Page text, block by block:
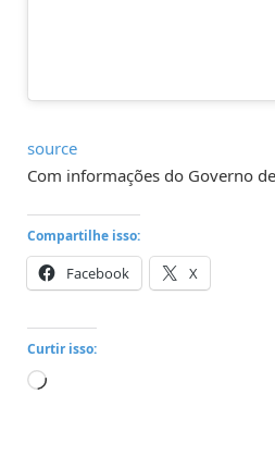
source
Com informações do Governo
Compartilhe isso:
Facebook X
Curtir isso:
Carregando...